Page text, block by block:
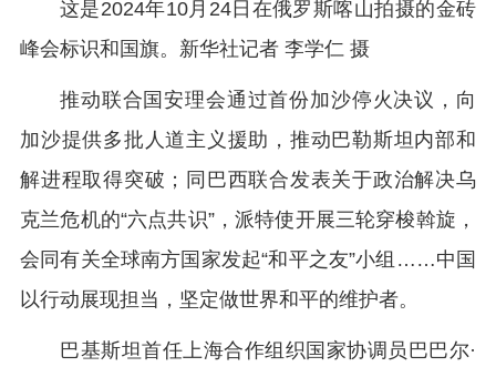
这是2024年10月24日在俄罗斯喀山拍摄的金砖
峰会标识和国旗。新华社记者 李学仁 摄
推动联合国安理会通过首份加沙停火决议，向
加沙提供多批人道主义援助，推动巴勒斯坦内部和
解进程取得突破；同巴西联合发表关于政治解决乌
克兰危机的“六点共识”，派特使开展三轮穿梭斡旋，
会同有关全球南方国家发起“和平之友”小组……中国
以行动展现担当，坚定做世界和平的维护者。
巴基斯坦首任上海合作组织国家协调员巴巴尔·